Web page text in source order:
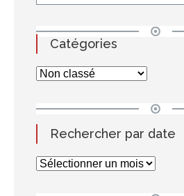
Catégories
Rechercher par date